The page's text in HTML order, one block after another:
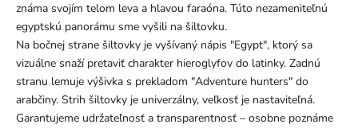
známa svojím telom leva a hlavou faraóna. Túto nezameniteľnú
egyptskú panorámu sme vyšili na šiltovku.
Na bočnej strane šiltovky je vyšívaný nápis "Egypt", ktorý sa
vizuálne snaží pretaviť charakter hieroglyfov do latinky. Zadnú
stranu lemuje výšivka s prekladom "Adventure hunters" do
arabčiny. Strih šiltovky je univerzálny, veľkosť je nastaviteľná.
Garantujeme udržateľnosť a transparentnosť – osobne poznáme